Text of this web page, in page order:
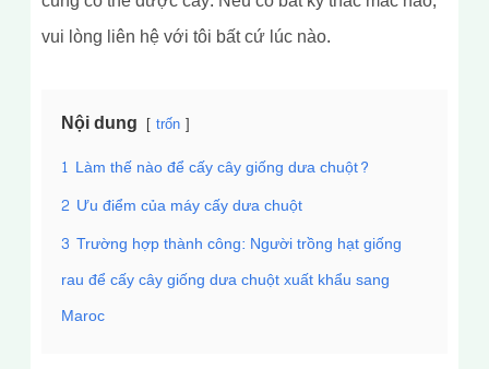
vui lòng liên hệ với tôi bất cứ lúc nào.
Nội dung trốn
1 Làm thế nào để cấy cây giống dưa chuột?
2 Ưu điểm của máy cấy dưa chuột
3 Trường hợp thành công: Người trồng hạt giống
rau để cấy cây giống dưa chuột xuất khẩu sang
Maroc